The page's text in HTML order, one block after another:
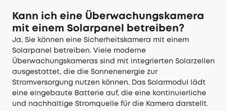
Kann ich eine Überwachungskamera
mit einem Solarpanel betreiben?
Ja, Sie können eine Sicherheitskamera mit einem
Solarpanel betreiben. Viele moderne
Überwachungskameras sind mit integrierten Solarzellen
ausgestattet, die die Sonnenenergie zur
Stromversorgung nutzen können. Das Solarmodul lädt
eine eingebaute Batterie auf, die eine kontinuierliche
und nachhaltige Stromquelle für die Kamera darstellt.